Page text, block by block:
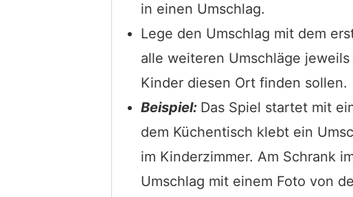
in einen Umschlag.
Lege den Umschlag mit dem
alle weiteren Umschläge
Kinder diesen Ort finden sollen.
Beispiel: Das Spiel startet mit
dem Küchentisch klebt ein
im Kinderzimmer. Am Schrank
Umschlag mit einem Foto von